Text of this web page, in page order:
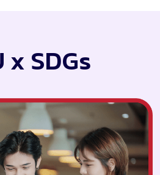
x SDGs